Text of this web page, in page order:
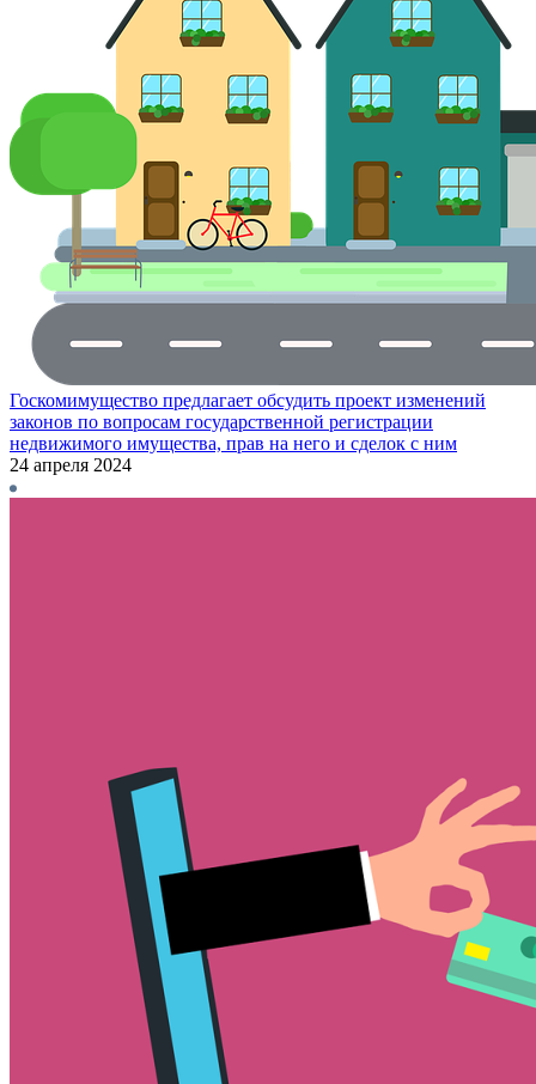
Госкомимущество предлагает обсудить проект изменений
законов по вопросам государственной регистрации
недвижимого имущества, прав на него и сделок с ним
24 апреля 2024